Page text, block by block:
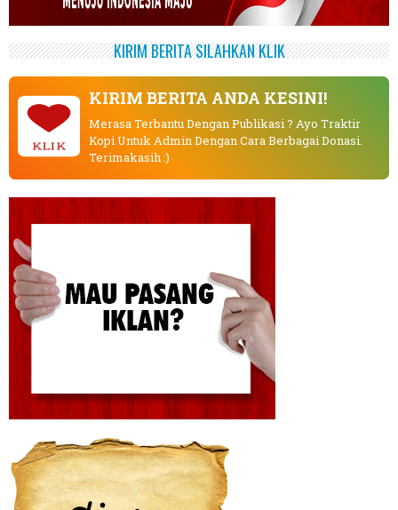
KIRIM BERITA SILAHKAN KLIK
KLIK
KIRIM BERITA ANDA KESINI!
Merasa Terbantu Dengan Publikasi ? Ayo Traktir
Kopi Untuk Admin Dengan Cara Berbagai Donasi.
Terimakasih :)